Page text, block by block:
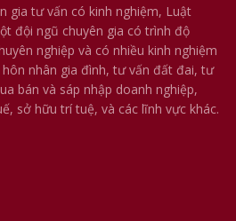
gia tư vấn có kinh nghiệm, Luật
đội ngũ chuyên gia có trình độ
nghiệp và có nhiều kinh nghiệm
nhân gia đình, tư vấn đất đai, tư
bán và sáp nhập doanh nghiệp,
sở hữu trí tuệ, và các lĩnh vực khác.